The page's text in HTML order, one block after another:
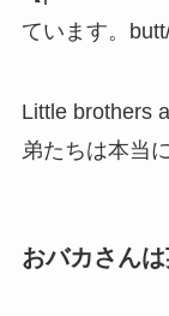
ています。
Little brothers
弟たちは本当
おバカさん